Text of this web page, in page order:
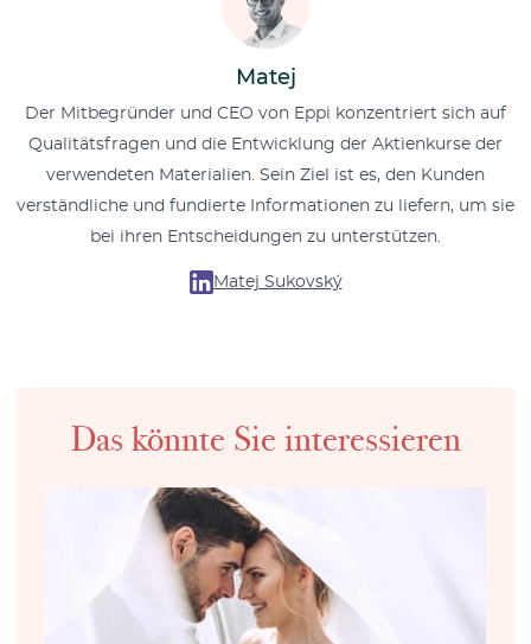
Matej
Der Mitbegründer und CEO von Eppi konzentriert sich auf
Qualitätsfragen und die Entwicklung der Aktienkurse der
verwendeten Materialien. Sein Ziel ist es, den Kunden
verständliche und fundierte Informationen zu liefern, um sie
bei ihren Entscheidungen zu unterstützen.
Matej Sukovský
Das könnte Sie interessieren